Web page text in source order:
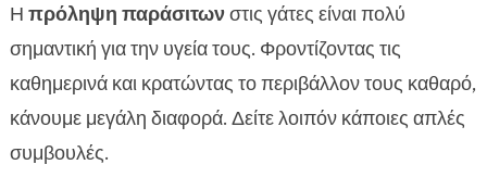
Η πρόληψη παράσιτωνστις γάτες είναι πολύ
σημαντική για την υγεία τους. Φροντίζοντας τις
καθημερινά και κρατώντας το περιβάλλον τους καθαρό,
κάνουμε μεγάλη διαφορά. Δείτε λοιπόν κάποιες απλές
συμβουλές.